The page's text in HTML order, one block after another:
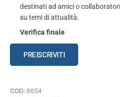
destinati ad amici o
su temi di attualità.
Verifica finale
inglese
pre-
PREISCRIVITI
COD: 6654